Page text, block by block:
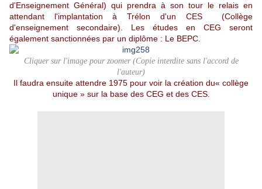
d'Enseignement Général) qui prendra à son tour le relais en
attendant l'implantation à Trélon d'un CES (Collège
d'enseignement secondaire). Les études en CEG seront
également sanctionnées par un diplôme : Le BEPC.
Cliquer sur l'image pour zoomer (Copie interdite sans l'accord de
l'auteur)
Il faudra ensuite attendre 1975 pour voir la création du« collège
unique » sur la base des CEG et des CES.